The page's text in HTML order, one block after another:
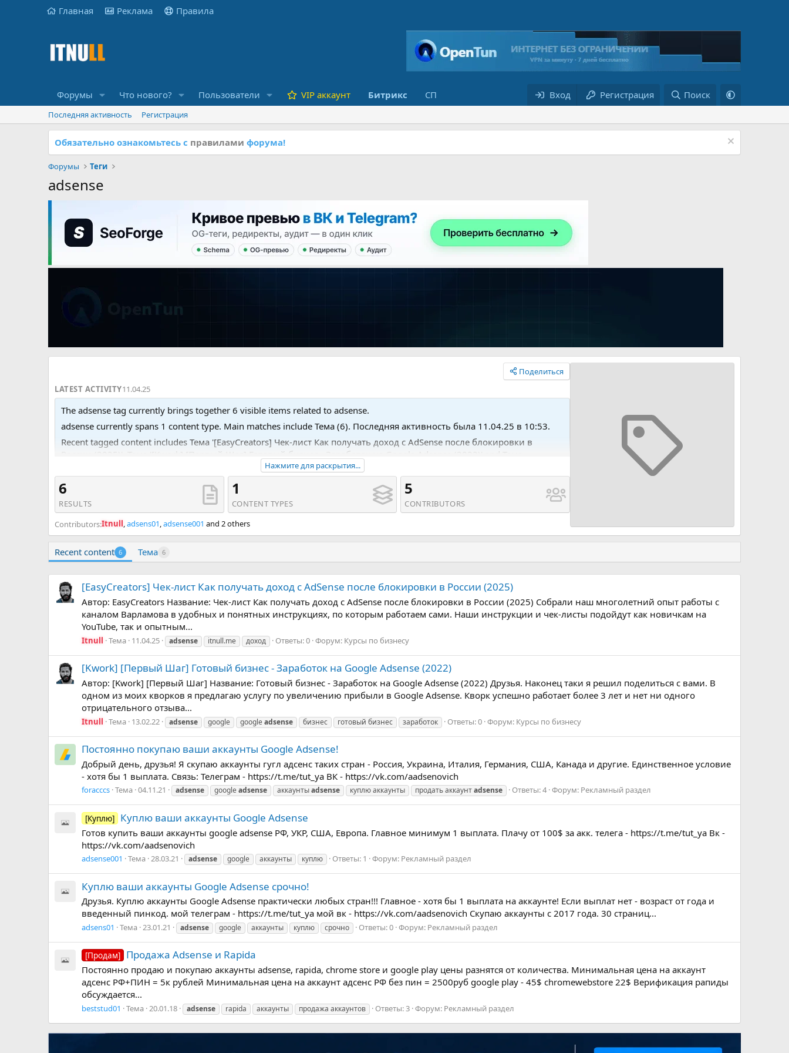
Главная Реклама Правила
Форумы Что нового? Пользователи VIP аккаунт Битрикс СП Вход Регистрация Поиск
Последняя активность Регистрация
Обязательно ознакомьтесь с правилами форума!
Форумы Теги
adsense
Поделиться
LATEST ACTIVITY11.04.25
The adsense tag currently brings together 6 visible items related to adsense.
adsense currently spans 1 content type. Main matches include Тема (6). Последняя активность была 11.04.25 в 10:53.
Recent tagged content includes Тема '[EasyCreators] Чек-лист Как получать доход с AdSense после блокировки в
России (2025)', Тема '[Kwork] [Первый Шаг] Готовый бизнес - Заработок на Google Adsense (2022)' and Тема
'Постоянно покупаю ваши аккаунты Google Adsense!'.Нажмите для раскрытия...
6
RESULTS
1
CONTENT TYPES
5
CONTRIBUTORS
Contributors:Itnull,adsens01,adsense001 and 2 others
Recent content 6 Тема 6
[EasyCreators] Чек-лист Как получать доход с AdSense после блокировки в России (2025)
Автор: EasyCreators Название: Чек-лист Как получать доход с AdSense после блокировки в России (2025) Собрали наш многолетний опыт работы с
каналом Варламова в удобных и понятных инструкциях, по которым работаем сами. Наши инструкции и чек-листы подойдут как новичкам на
YouTube, так и опытным...
Itnull Тема 11.04.25 adsense itnull.me доход Ответы: 0 Форум: Курсы по бизнесу
[Kwork] [Первый Шаг] Готовый бизнес - Заработок на Google Adsense (2022)
Автор: [Kwork] [Первый Шаг] Название: Готовый бизнес - Заработок на Google Adsense (2022) Друзья. Наконец таки я решил поделиться с вами. В
одном из моих кворков я предлагаю услугу по увеличению прибыли в Google Adsense. Кворк успешно работает более 3 лет и нет ни одного
отрицательного отзыва...
Itnull Тема 13.02.22 adsense google googleadsense бизнес готовый бизнес заработок Ответы: 0 Форум: Курсы по бизнесу
Постоянно покупаю ваши аккаунты Google Adsense!
Добрый день, друзья! Я скупаю аккаунты гугл адсенс таких стран - Россия, Украина, Италия, Германия, США, Канада и другие. Единственное условие
- хотя бы 1 выплата. Связь: Телеграм - https://t.me/tut_ya ВК - https://vk.com/aadsenovich
foracccs Тема 04.11.21 adsense googleadsense аккаунтыadsense куплю аккаунты продать аккаунтadsense Ответы: 4 Форум: Рекламный раздел
[Куплю] Куплю ваши аккаунты Google Adsense
Готов купить ваши аккаунты google adsense РФ, УКР, США, Европа. Главное минимум 1 выплата. Плачу от 100$ за акк. телега - https://t.me/tut_ya Вк -
https://vk.com/aadsenovich
adsense001 Тема 28.03.21 adsense google аккаунты куплю Ответы: 1 Форум: Рекламный раздел
Куплю ваши аккаунты Google Adsense срочно!
Друзья. Куплю аккаунты Google Adsense практически любых стран!!! Главное - хотя бы 1 выплата на аккаунте! Если выплат нет - возраст от года и
введенный пинкод. мой телеграм - https://t.me/tut_ya мой вк - https://vk.com/aadsenovich Скупаю аккаунты с 2017 года. 30 страниц...
adsens01 Тема 23.01.21 adsense google аккаунты куплю срочно Ответы: 0 Форум: Рекламный раздел
[Продам] Продажа Adsense и Rapida
Постоянно продаю и покупаю аккаунты adsense, rapida, chrome store и google play цены разнятся от количества. Минимальная цена на аккаунт
адсенс РФ+ПИН = 5к рублей Минимальная цена на аккаунт адсенс РФ без пин = 2500руб google play - 45$ chromewebstore 22$ Верификация рапиды
обсуждается...
beststud01 Тема 20.01.18 adsense rapida аккаунты продажа аккаунтов Ответы: 3 Форум: Рекламный раздел